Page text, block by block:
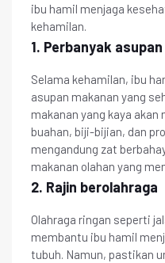
ibu hamil menjaga
kehamilan.
1. Perbanyak
Selama kehamilan, ibu
asupan makanan yang
makanan yang kaya
buahan, biji-bijian, dan
mengandung zat
makanan olahan yang
2. Rajin berolahraga
Olahraga ringan seperti
membantu ibu hamil
tubuh. Namun, pastikan